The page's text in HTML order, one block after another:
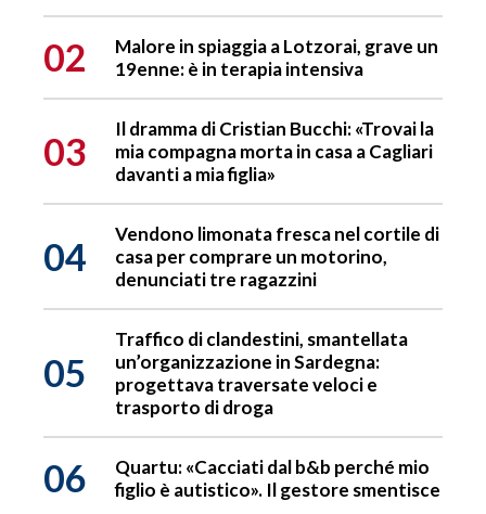
02
Malore in spiaggia a Lotzorai, grave un
19enne: è in terapia intensiva
03
Il dramma di Cristian Bucchi: «Trovai la
mia compagna morta in casa a Cagliari
davanti a mia figlia»
04
Vendono limonata fresca nel cortile di
casa per comprare un motorino,
denunciati tre ragazzini
05
Traffico di clandestini, smantellata
un’organizzazione in Sardegna:
progettava traversate veloci e
trasporto di droga
06
Quartu: «Cacciati dal b&b perché mio
figlio è autistico». Il gestore smentisce